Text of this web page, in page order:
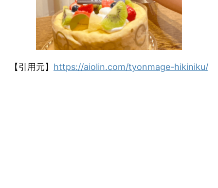
【引用元】 https://aiolin.com/tyonmage-hikiniku/